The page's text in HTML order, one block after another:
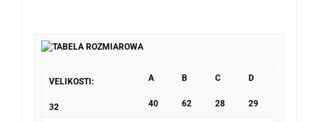
VELIKOSTI: A B C D
32 40 62 28 29